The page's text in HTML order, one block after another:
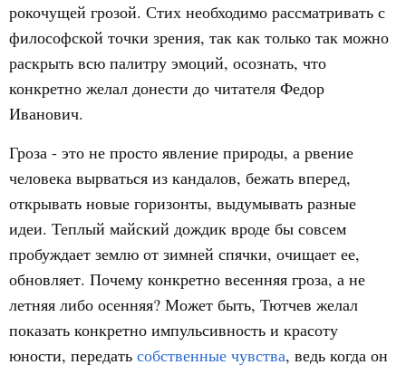
рокочущей грозой. Стих необходимо рассматривать с
философской точки зрения, так как только так можно
раскрыть всю палитру эмоций, осознать, что
конкретно желал донести до читателя Федор
Иванович.
Гроза - это не просто явление природы, а рвение
человека вырваться из кандалов, бежать вперед,
открывать новые горизонты, выдумывать разные
идеи. Теплый майский дождик вроде бы совсем
пробуждает землю от зимней спячки, очищает ее,
обновляет. Почему конкретно весенняя гроза, а не
летняя либо осенняя? Может быть, Тютчев желал
показать конкретно импульсивность и красоту
юности, передать собственные чувства, ведь когда он